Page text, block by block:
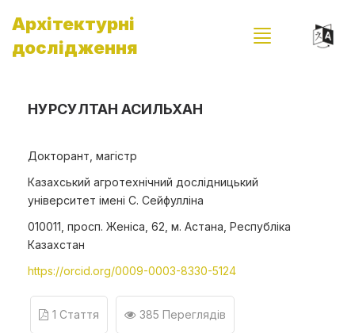
Архітектурні
дослідження
НУРСУЛТАН АСИЛЬХАН
Докторант, магістр
Казахський агротехнічний дослідницький
університет імені С. Сейфулліна
010011, просп. Женіса, 62, м. Астана, Республіка
Казахстан
https://orcid.org/0009-0003-8330-5124
1 Стаття 385 Переглядів